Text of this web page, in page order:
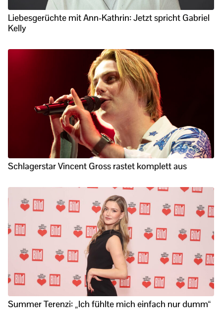
Liebesgerüchte mit Ann-Kathrin: Jetzt spricht Gabriel
Kelly
Schlagerstar Vincent Gross rastet komplett aus
Summer Terenzi: „Ich fühlte mich einfach nur dumm“